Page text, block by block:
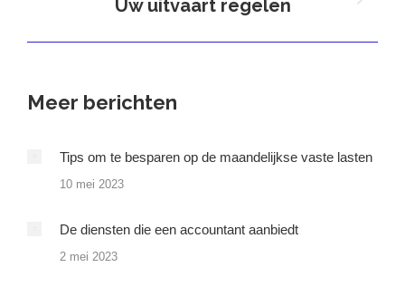
Volgend
Uw uitvaart regelen
Meer berichten
Tips om te besparen op de maandelijkse vaste lasten
10 mei 2023
De diensten die een accountant aanbiedt
2 mei 2023